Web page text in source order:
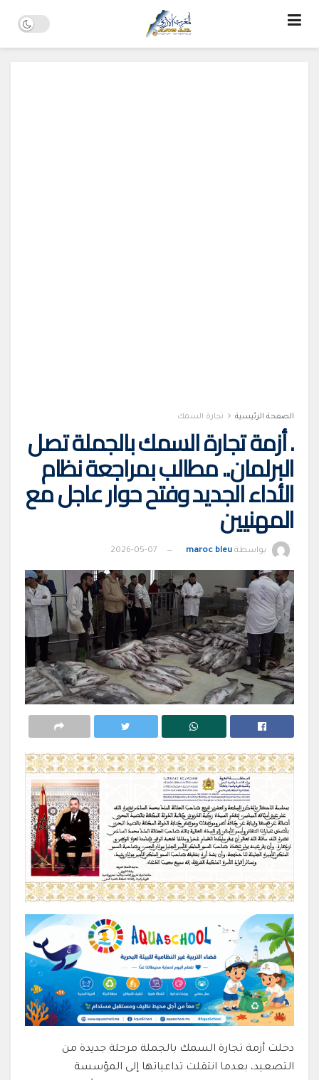
الصفحة الرئيسية تجارة السمك
. أزمة تجارة السمك بالجملة تصل
البرلمان.. مطالب بمراجعة نظام
الأداء الجديد وفتح حوار عاجل مع
المهنيين
بواسطة maroc bleu
2026-05-07
دخلت أزمة تجارة السمك بالجملة مرحلة جديدة من
التصعيد، بعدما انتقلت تداعياتها إلى المؤسسة